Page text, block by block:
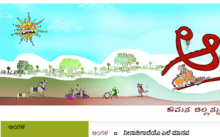
ಅಂಗಳ
ಅಂಗಳ ನೀನಾರಿಗಾದೆಯೊ ಎಲೆ ಮಾನವ